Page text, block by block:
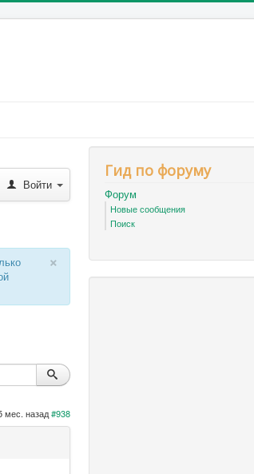
Войти
×
мес. назад #938
Гид по форуму
Форум
Новые сообщения
Поиск